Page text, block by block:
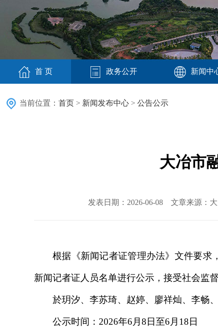
首 页 政务公开 新闻中
当前位置： 首页 > 新闻发布中心 > 公告公示
大冶市
发表日期：2026-06-08 文章来源：
根据《新闻记者证管理办法》文件要求
新闻记者证人员名单进行公示，接受社会监
於玥汐、李苏琦、赵婷、廖祥灿、李畅
公示时间：2026年6月8日至6月18日